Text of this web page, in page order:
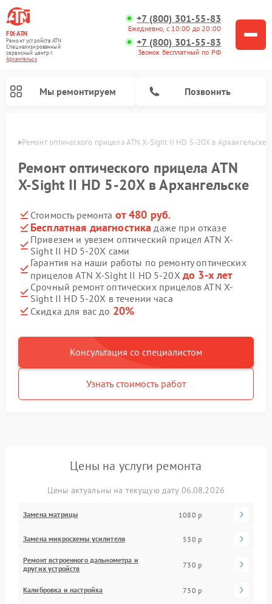
FIX-ATN
Ремонт устройств ATN
Специализированный
cервисный центр г.
Архангельск
+7 (800) 301-55-83
Ежедневно, с 10:00 до 20:00
+7 (800) 301-55-83
Звонок бесплатный по РФ
Мы ремонтируем Позвонить
Ремонт оптического прицела ATN X-Sight II HD 5-20X в Архангельске
Ремонт оптического прицела ATN
X-Sight II HD 5-20X в Архангельске
Стоимость ремонта от 480 руб.
Бесплатная диагностика даже при отказе
Привезем и увезем оптический прицел ATN X-
Sight II HD 5-20X сами
Гарантия на наши работы по ремонту оптических
прицелов ATN X-Sight II HD 5-20X до 3-х лет
Срочный ремонт оптических прицелов ATN X-
Sight II HD 5-20X в течении часа
Скидка для вас до 20%
Консультация со специалистом
Узнать стоимость работ
Цены на услуги ремонта
Цены актуальны на текущую дату 06.08.2026
Замена матрицы 1080 р
Замена микросхемы усилителя 530 р
Ремонт встроенного дальнометра и
других устройств
730 р
Калибровка и настройка 730 р